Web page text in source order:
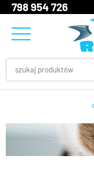
798 954 726